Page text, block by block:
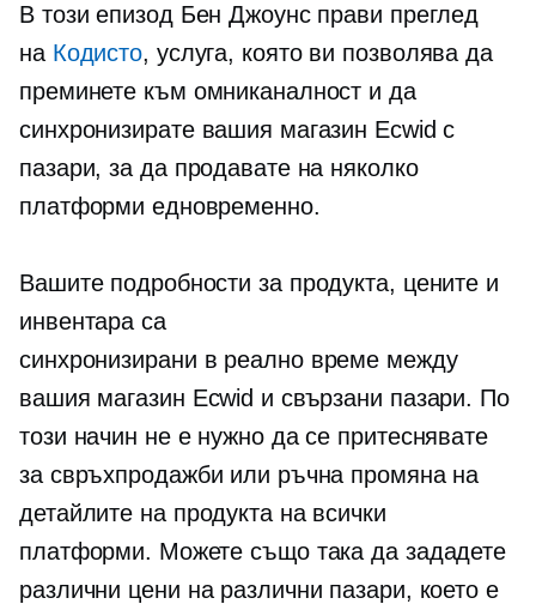
В този епизод Бен Джоунс прави преглед
на Кодисто, услуга, която ви позволява да
преминете към омниканалност и да
синхронизирате вашия магазин Ecwid с
пазари, за да продавате на няколко
платформи едновременно.
Вашите подробности за продукта, цените и
инвентара са
синхронизирани в реално време между
вашия магазин Ecwid и свързани пазари. По
този начин не е нужно да се притеснявате
за свръхпродажби или ръчна промяна на
детайлите на продукта на всички
платформи. Можете също така да зададете
различни цени на различни пазари, което е